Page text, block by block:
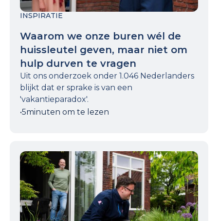
INSPIRATIE
Waarom we onze buren wél de
huissleutel geven, maar niet om
hulp durven te vragen
Uit ons onderzoek onder 1.046 Nederlanders
blijkt dat er sprake is van een
'vakantieparadox'.
•5minuten om te lezen